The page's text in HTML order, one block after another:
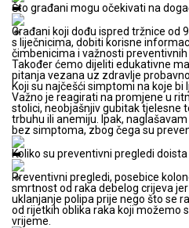
Što građani mogu očekivati na
Građani koji dođu ispred tržnice od
s liječnicima, dobiti korisne
čimbenicima i važnosti
Također ćemo dijeliti edukativne
pitanja vezana uz zdravlje
Koji su najčešći simptomi na koje
Važno je reagirati na promjene u
stolici, neobjašnjiv gubitak tjelesne
trbuhu ili anemiju. Ipak,
bez simptoma, zbog čega su
Koliko su preventivni pregledi
Preventivni pregledi, posebice
smrtnost od raka debelog crijeva
uklanjanje polipa prije nego što se
od rijetkih oblika raka koji možemo
vrijeme.